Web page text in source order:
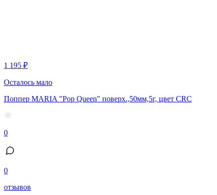
1 195 ₽
Осталось мало
Поппер MARIA "Pop Queen" поверх.,50мм,5г, цвет CRC
0
0
отзывов